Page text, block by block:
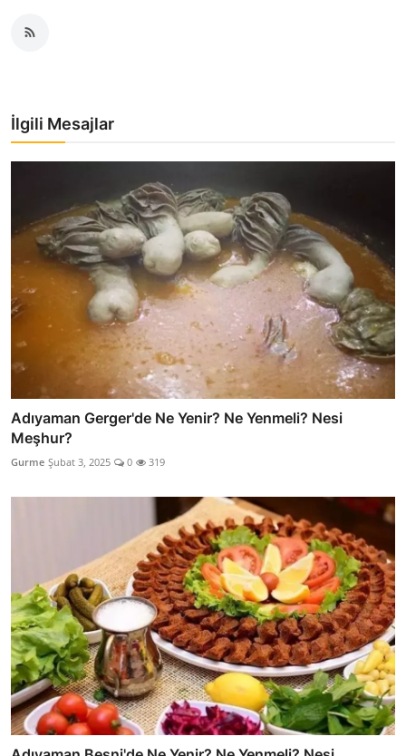
İlgili Mesajlar
Adıyaman Gerger'de Ne Yenir? Ne Yenmeli? Nesi
Meşhur?
Gurme Şubat 3, 2025 0 319